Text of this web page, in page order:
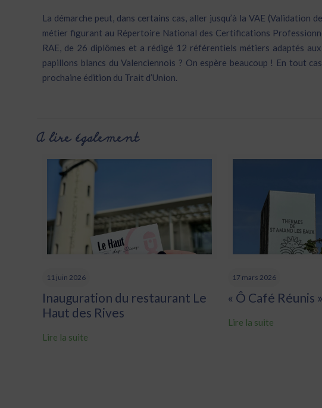
La démarche peut, dans certains cas, aller jusqu’à la VAE (Validation
métier figurant au Répertoire National des Certifications
RAE, de 26 diplômes et a rédigé 12 référentiels métiers adaptés
papillons blancs du Valenciennois ? On espère beaucoup ! En tout
prochaine édition du Trait d’Union.
A lire également
11 juin 2026
Inauguration du restaurant Le
Haut des Rives
Lire la suite
17 mars 2026
« Ô Café Réunis »
Lire la suite